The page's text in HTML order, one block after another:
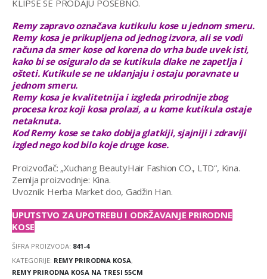
KLIPSE SE PRODAJU POSEBNO.
Remy zapravo označava kutikulu kose u jednom smeru.
Remy kosa je prikupljena od jednog izvora, ali se vodi
računa da smer kose od korena do vrha bude uvek isti,
kako bi se osiguralo da se kutikula dlake ne zapetlja i
ošteti. Kutikule se ne uklanjaju i ostaju poravnate u
jednom smeru.
Remy kosa je kvalitetnija i izgleda prirodnije zbog
procesa kroz koji kosa prolazi, a u kome kutikula ostaje
netaknuta.
Kod Remy kose se tako dobija glatkiji, sjajniji i zdraviji
izgled nego kod bilo koje druge kose.
Proizvođač: „Xuchang BeautyHair Fashion CO., LTD“, Kina.
Zemlja proizvodnje: Kina.
Uvoznik: Herba Market doo, Gadžin Han.
UPUTSTVO ZA UPOTREBU I ODRŽAVANJE PRIRODNE
KOSE
ŠIFRA PROIZVODA: 841-4
KATEGORIJE: REMY PRIRODNA KOSA,
REMY PRIRODNA KOSA NA TRESI 55CM